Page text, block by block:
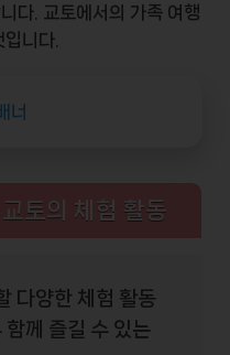
다. 교토에서의 가족 여행
니다.
토의 체험 활동
다양한 체험 활동
함께 즐길 수 있는